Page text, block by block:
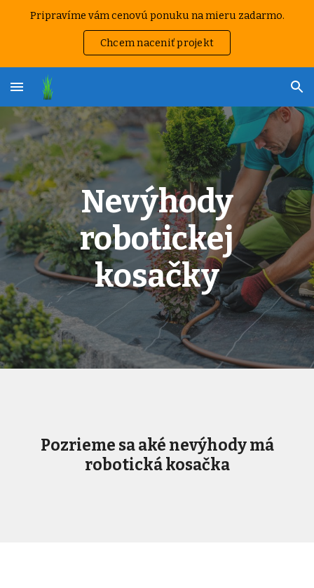
Pripravíme vám cenovú ponuku na mieru zadarmo.
Chcem naceniť projekt
Nevýhody
robotickej
kosačky
Pozrieme sa aké nevýhody má
robotická kosačka